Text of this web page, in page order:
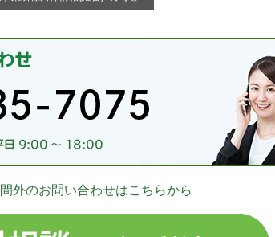
外のお問い合わせはこちらから